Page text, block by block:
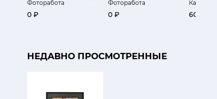
Фоторабота
0 ₽
Фоторабота
0 ₽
Картина
60 000
НЕДАВНО ПРОСМОТРЕННЫЕ